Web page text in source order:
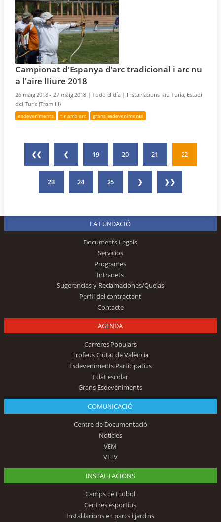
Campionat d'Espanya d'arc tradicional i arc nu
a l'aire lliure 2018
26 maig 2018 - 27 maig 2018 |Todo el día | Instal·lacions Riu Turia, Estadi
del Turia (Tram III)
esdeveniments tir amb arc grans esdeveniments
❮❮ ❮ 19 20 21 22
23 24 25 ❯ ❯❯
LA FUNDACIÓ
Documents Legals
Servicios
Programes
Intranets
Sugerencias y Reclamaciones/Quejas
Perfil del contractant
Contacte
AGENDA
Carreres Populars
Trofeus Ciutat de València
Esdeveniments Participatius
Edat escolar
Grans Esdeveniments
COMUNICACIÓ
Centre de Documentació
Notícies
VEM
VETV
INSTAL·LACIONS
Camps de Futbol
Centres esportius
Instal·lacions en parcs i jardins